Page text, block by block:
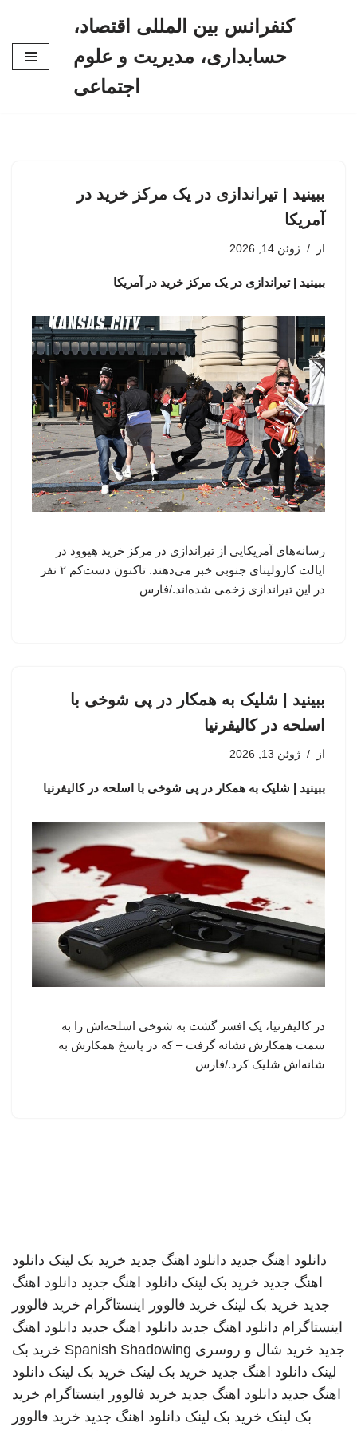
کنفرانس بین المللی اقتصاد،
حسابداری، مدیریت و علوم
اجتماعی
ببینید | تیراندازی در یک مرکز خرید در
آمریکا
از ژوئن 14, 2026
ببینید | تیراندازی در یک مرکز خرید در آمریکا
رسانه‌های آمریکایی از تیراندازی در مرکز خرید هِیوود در
ایالت کارولینای جنوبی خبر می‌دهند. تاکنون دست‌کم ۲ نفر
در این تیراندازی زخمی شده‌اند./فارس
ببینید | شلیک به همکار در پی شوخی با
اسلحه در کالیفرنیا
از ژوئن 13, 2026
ببینید | شلیک به همکار در پی شوخی با اسلحه در کالیفرنیا
در کالیفرنیا، یک افسر گشت به شوخی اسلحه‌اش را به
سمت همکارش نشانه گرفت – که در پاسخ همکارش به
شانه‌اش شلیک کرد./فارس
دانلود اهنگ جدید دانلود اهنگ جدید خرید بک لینک دانلود
اهنگ جدید خرید بک لینک دانلود اهنگ جدید دانلود اهنگ
جدید خرید بک لینک خرید فالوور اینستاگرام خرید فالوور
اینستاگرام دانلود اهنگ جدید دانلود اهنگ جدید دانلود اهنگ
جدید خرید شال و روسری Spanish Shadowing خرید بک
لینک دانلود اهنگ جدید خرید بک لینک خرید بک لینک دانلود
اهنگ جدید دانلود اهنگ جدید خرید فالوور اینستاگرام خرید
بک لینک خرید بک لینک دانلود اهنگ جدید خرید فالوور